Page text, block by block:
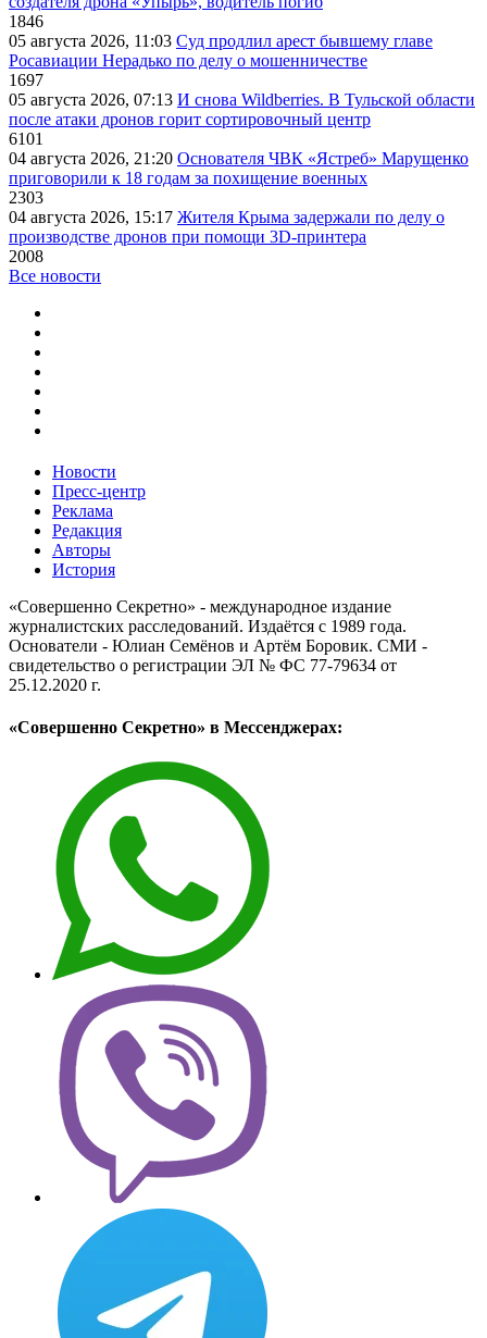
1846
05 августа 2026, 11:03 Суд продлил арест бывшему главе
Росавиации Нерадько по делу о мошенничестве
1697
05 августа 2026, 07:13 И снова Wildberries. В Тульской области
после атаки дронов горит сортировочный центр
6101
04 августа 2026, 21:20 Основателя ЧВК «Ястреб» Марущенко
приговорили к 18 годам за похищение военных
2303
04 августа 2026, 15:17 Жителя Крыма задержали по делу о
производстве дронов при помощи 3D‑принтера
2008
Все новости
Новости
Пресс-центр
Реклама
Редакция
Авторы
История
«Совершенно Секретно» - международное издание
журналистских расследований. Издаётся с 1989 года.
Основатели - Юлиан Семёнов и Артём Боровик. CМИ -
свидетельство о регистрации ЭЛ № ФС 77-79634 от
25.12.2020 г.
«Совершенно Секретно» в Мессенджерах: